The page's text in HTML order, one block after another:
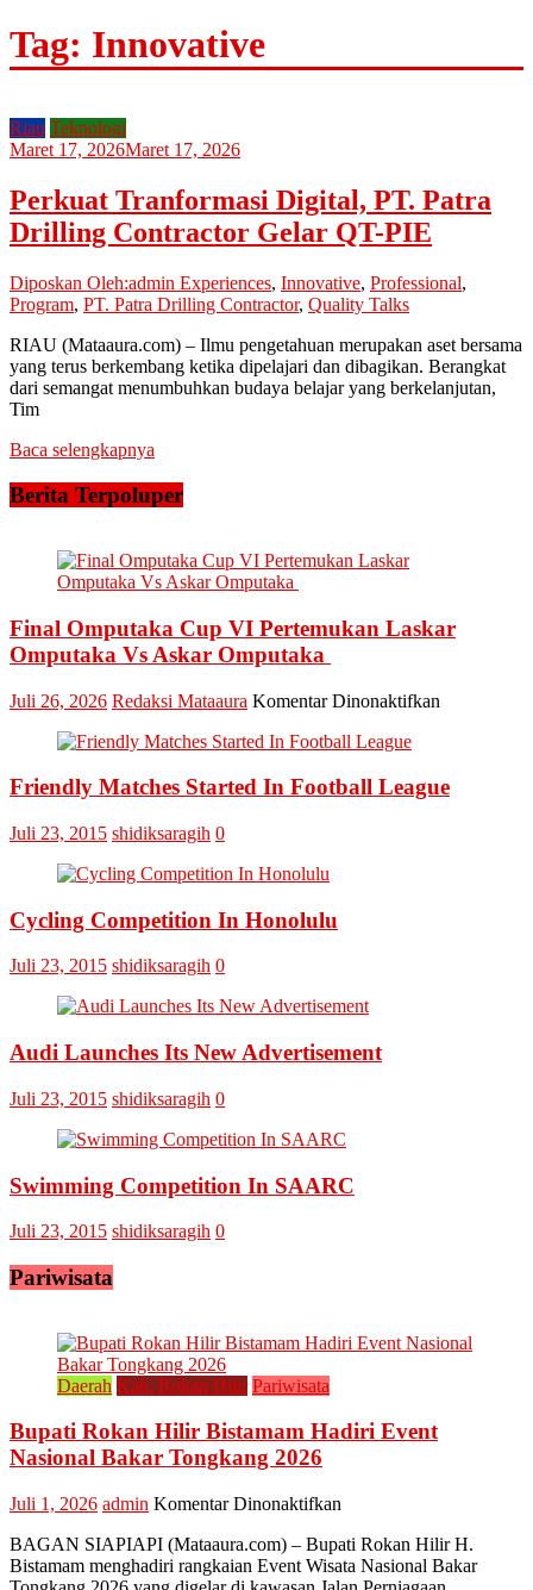
Tag: Innovative
Riau Teknologi
Maret 17, 2026Maret 17, 2026
Perkuat Tranformasi Digital, PT. Patra
Drilling Contractor Gelar QT-PIE
Diposkan Oleh:admin Experiences, Innovative, Professional,
Program, PT. Patra Drilling Contractor, Quality Talks
RIAU (Mataaura.com) – Ilmu pengetahuan merupakan aset bersama
yang terus berkembang ketika dipelajari dan dibagikan. Berangkat
dari semangat menumbuhkan budaya belajar yang berkelanjutan,
Tim
Baca selengkapnya
Berita Terpoluper
Final Omputaka Cup VI Pertemukan Laskar
Omputaka Vs Askar Omputaka
Juli 26, 2026 Redaksi Mataaura Komentar Dinonaktifkan
VI
Friendly Matches Started In Football League
Juli 23, 2015 shidiksaragih 0
Cycling Competition In Honolulu
Juli 23, 2015 shidiksaragih 0
Audi Launches Its New Advertisement
Juli 23, 2015 shidiksaragih 0
Swimming Competition In SAARC
Juli 23, 2015 shidiksaragih 0
Pariwisata
Daerah Kab. Rokan Hilir Pariwisata
Bupati Rokan Hilir Bistamam Hadiri Event
Nasional Bakar Tongkang 2026
Juli 1, 2026 admin Komentar Dinonaktifkan
Rokan
Hilir
BAGAN SIAPIAPI (Mataaura.com) – Bupati Rokan Hilir H.
Bistamam menghadiri rangkaian Event Wisata Nasional Bakar